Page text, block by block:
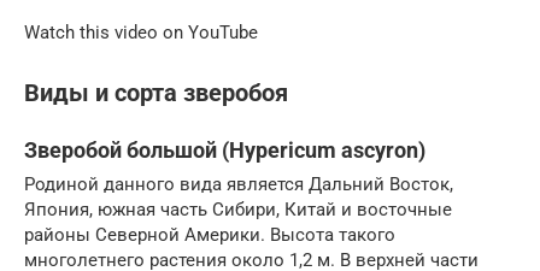
Watch this video on YouTube
Виды и сорта зверобоя
Зверобой большой (Hypericum ascyron)
Родиной данного вида является Дальний Восток,
Япония, южная часть Сибири, Китай и восточные
районы Северной Америки. Высота такого
многолетнего растения около 1,2 м. В верхней части